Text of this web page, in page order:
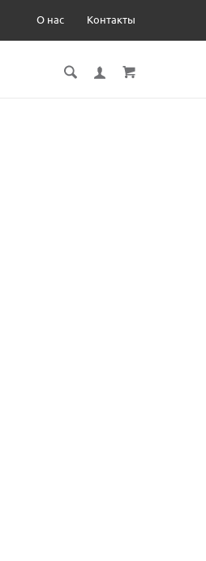
О нас Контакты